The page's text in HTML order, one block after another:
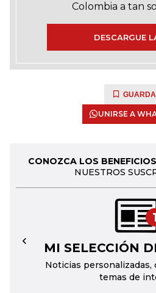
Colombia a tan
DESCARGUE
UNIRSE A
CONOZCA LOS
NUESTROS
MI SELECCIÓN
Noticias personalizadas,
temas de
←